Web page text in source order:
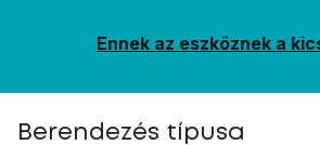
Ennek az eszköznek a
Berendezés típusa